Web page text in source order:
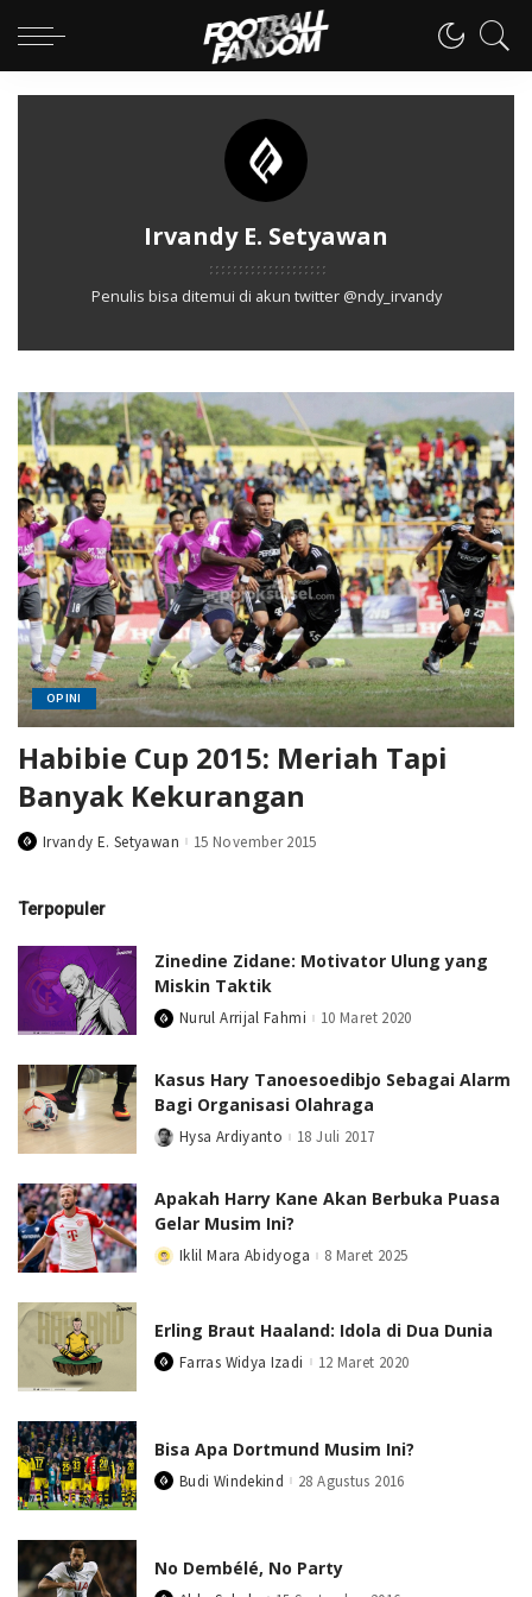
Irvandy E. Setyawan
Penulis bisa ditemui di akun twitter @ndy_irvandy
OPINI
Habibie Cup 2015: Meriah Tapi
Banyak Kekurangan
PostedIrvandy E. Setyawan 15 November 2015
Terpopuler
Zinedine Zidane: Motivator Ulung yang
Miskin Taktik
PostedNurul Arrijal Fahmi 10 Maret 2020
Kasus Hary Tanoesoedibjo Sebagai Alarm
Bagi Organisasi Olahraga
PostedHysa Ardiyanto 18 Juli 2017
Apakah Harry Kane Akan Berbuka Puasa
Gelar Musim Ini?
PostedIklil Mara Abidyoga 8 Maret 2025
Erling Braut Haaland: Idola di Dua Dunia
PostedFarras Widya Izadi 12 Maret 2020
Bisa Apa Dortmund Musim Ini?
PostedBudi Windekind 28 Agustus 2016
No Dembélé, No Party